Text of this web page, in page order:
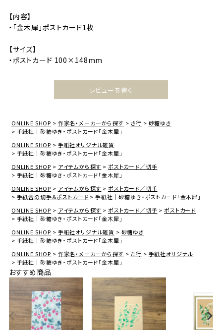
【内容】
・「金木犀」ポストカード1枚
【サイズ】
・ポストカード 100×148mm
レビューを書く
ONLINE SHOP 作家名・メーカーから探す さ行
砂糖ゆき
手紙社｜砂糖ゆき・ポストカード「金木犀」
ONLINE SHOP
手紙社オリジナル雑貨
手紙社｜砂糖ゆき・ポストカード「金木犀」
ONLINE SHOP
アイテムから探す
ポストカード／切手
手紙社｜砂糖ゆき・ポストカード「金木犀」
ONLINE SHOP
アイテムから探す
ポストカード／切手
手紙舎の切手＆ポストカード
手紙社｜砂糖ゆき・ポストカード「金木犀」
ONLINE SHOP
アイテムから探す ポストカード／切手
ポストカード
手紙社｜砂糖ゆき・ポストカード「金木犀」
ONLINE SHOP
手紙社オリジナル雑貨
砂糖ゆき
手紙社｜砂糖ゆき・ポストカード「金木犀」
ONLINE SHOP
作家名・メーカーから探す た行
手紙社オリジナル
手紙社｜砂糖ゆき・ポストカード「金木犀」
おすすめ商品